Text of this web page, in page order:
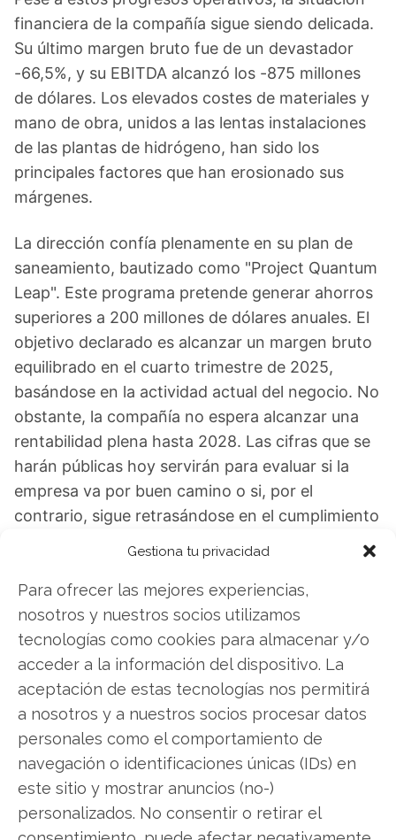
Gestiona tu privacidad
Para ofrecer las mejores experiencias,
nosotros y nuestros socios utilizamos
tecnologías como cookies para almacenar y/o
acceder a la información del dispositivo. La
aceptación de estas tecnologías nos permitirá
a nosotros y a nuestros socios procesar datos
personales como el comportamiento de
navegación o identificaciones únicas (IDs) en
este sitio y mostrar anuncios (no-)
personalizados. No consentir o retirar el
financiera de la compañía sigue siendo delicada.
Su último margen bruto fue de un devastador
-66,5%, y su EBITDA alcanzó los -875 millones
de dólares. Los elevados costes de materiales y
mano de obra, unidos a las lentas instalaciones
de las plantas de hidrógeno, han sido los
principales factores que han erosionado sus
márgenes.
La dirección confía plenamente en su plan de
saneamiento, bautizado como "Project Quantum
Leap". Este programa pretende generar ahorros
superiores a 200 millones de dólares anuales. El
objetivo declarado es alcanzar un margen bruto
equilibrado en el cuarto trimestre de 2025,
basándose en la actividad actual del negocio. No
obstante, la compañía no espera alcanzar una
rentabilidad plena hasta 2028. Las cifras que se
harán públicas hoy servirán para evaluar si la
empresa va por buen camino o si, por el
contrario, sigue retrasándose en el cumplimiento
Plug Power: ¿Comprar o vender? El nuevo
Análisis de Plug Power del 1 de agosto tiene la
respuesta:
Los últimos resultados de Plug Power son
contundentes: Acción inmediata requerida para
los inversores de Plug Power. ¿Merece la pena
invertir o es momento de vender? En el Análisis
gratuito actual del 1 de agosto descubrirá
exactamente qué hacer.